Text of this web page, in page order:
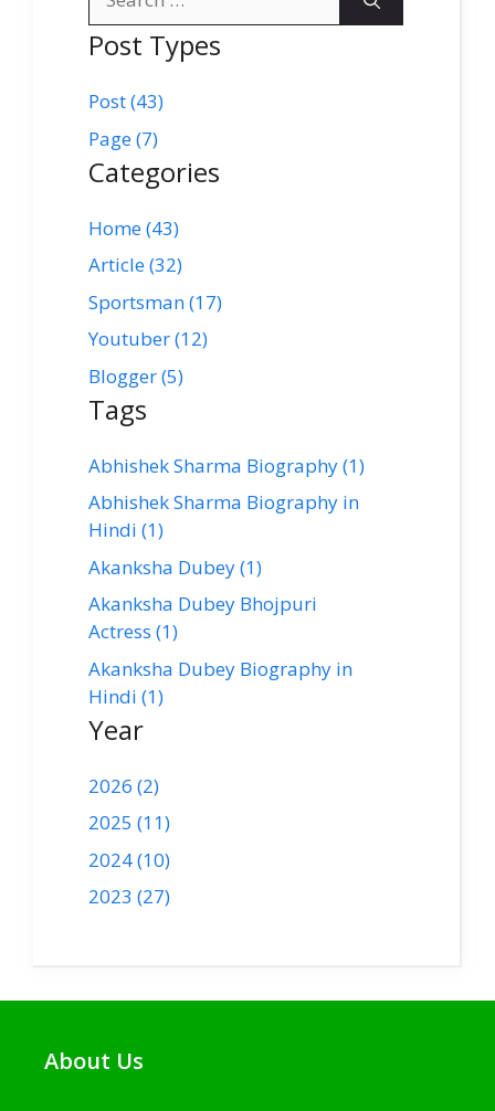
for:
Post Types
Post (43)
Page (7)
Categories
Home (43)
Article (32)
Sportsman (17)
Youtuber (12)
Blogger (5)
Tags
Abhishek Sharma Biography (1)
Abhishek Sharma Biography in
Hindi (1)
Akanksha Dubey (1)
Akanksha Dubey Bhojpuri
Actress (1)
Akanksha Dubey Biography in
Hindi (1)
Year
2026 (2)
2025 (11)
2024 (10)
2023 (27)
About Us